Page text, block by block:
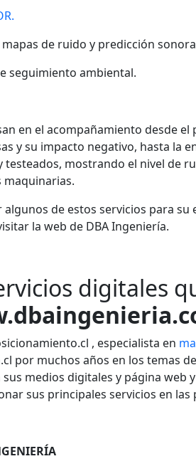
de ruido y predicción
seguimiento ambiental.
en el acompañamiento desde
y su impacto negativo, hasta la
testeados, mostrando el nivel de
maquinarias.
algunos de estos servicios para
la web de DBA Ingeniería.
digitales
, especialista en
por muchos años en los temas
medios digitales y página web
sus principales servicios en